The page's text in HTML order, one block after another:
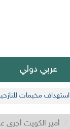
عربي دولي
استهداف مخيمات
أمير الكويت أجرى